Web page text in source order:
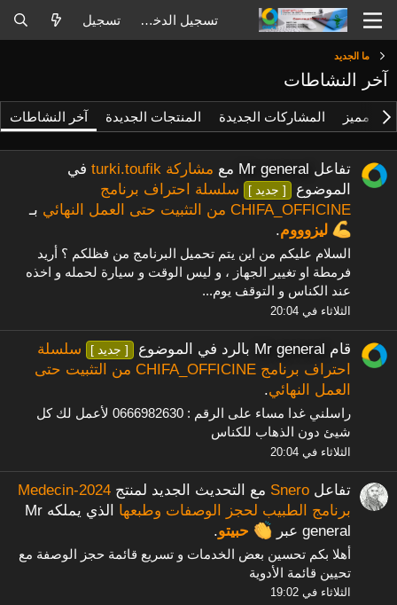
تسجيل الدخول تسجيل
ما الجديد
آخر النشاطات
مميز المشاركات الجديدة المنتجات الجديدة آخر النشاطات
تفاعل Mr general مع مشاركة turki.toufik
في
الموضوع
[ جديد ]
سلسلة احتراف برنامج
CHIFA_OFFICINE من التثبيت حتى العمل النهائي
بـ
ليزوووم.
السلام عليكم من اين يتم تحميل البرنامج من فظلكم ؟ أريد
فرمطة او تغيير الجهاز ، و ليس الوقت و سيارة لحمله و اخذه
عند الكناس و التوقف يوم...
الثلاثاء في 20:04
قام Mr general بالرد في الموضوع [ جديد ]
سلسلة
احتراف برنامج CHIFA_OFFICINE من التثبيت حتى
العمل النهائي.
راسلني غدا مساء على الرقم : 0666982630 لأعمل لك كل
شيئ دون الذهاب للكناس
الثلاثاء في 20:04
تفاعل Snero مع التحديث الجديد لمنتج Medecin-2024
برنامج الطبيب لحجز الوصفات وطبعها
الذي يملكه Mr
general عبر
حبيتو.
أهلا بكم تحسين بعض الخدمات و تسريع قائمة حجز الوصفة مع
تحيين قائمة الأدوية
الثلاثاء في 19:02